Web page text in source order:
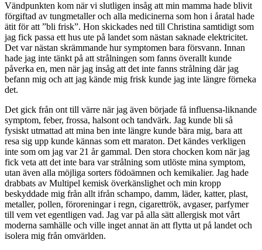
Vändpunkten kom när vi slutligen insåg att min mamma hade blivit
förgiftad av tungmetaller och alla medicinerna som hon i åratal hade
ätit för att ”bli frisk”. Hon skickades ned till Christina samtidigt som
jag fick passa ett hus ute på landet som nästan saknade elektricitet.
Det var nästan skrämmande hur symptomen bara försvann. Innan
hade jag inte tänkt på att strålningen som fanns överallt kunde
påverka en, men när jag insåg att det inte fanns strålning där jag
befann mig och att jag kände mig frisk kunde jag inte längre förneka
det.
Det gick från ont till värre när jag även började få influensa-liknande
symptom, feber, frossa, halsont och tandvärk. Jag kunde bli så
fysiskt utmattad att mina ben inte längre kunde bära mig, bara att
resa sig upp kunde kännas som ett maraton. Det kändes verkligen
inte som om jag var 21 år gammal. Den stora chocken kom när jag
fick veta att det inte bara var strålning som utlöste mina symptom,
utan även alla möjliga sorters födoämnen och kemikalier. Jag hade
drabbats av Multipel kemisk överkänslighet och min kropp
beskyddade mig från allt ifrån schampo, damm, läder, katter, plast,
metaller, pollen, föroreningar i regn, cigarettrök, avgaser, parfymer
till vem vet egentligen vad. Jag var på alla sätt allergisk mot vårt
moderna samhälle och ville inget annat än att flytta ut på landet och
isolera mig från omvärlden.